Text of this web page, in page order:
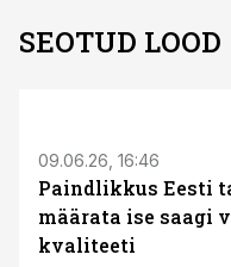
SEOTUD LOOD
09.06.26, 16:46
Paindlikkus Eesti
määrata ise saagi
kvaliteeti